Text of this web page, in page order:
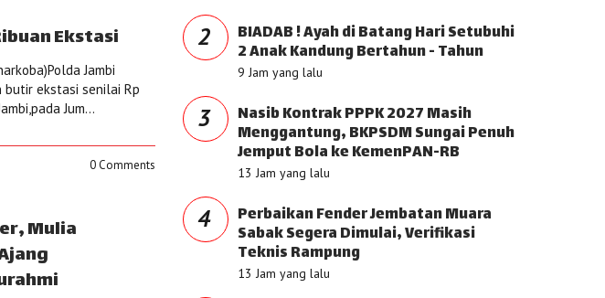
Ekstasi
Jambi
butir ekstasi senilai Rp
Jum...
0 Comments
Mulia
2 BIADAB ! Ayah di Batang Hari Setubuhi
2 Anak Kandung Bertahun - Tahun
9 Jam yang lalu
3 Nasib Kontrak PPPK 2027 Masih
Menggantung, BKPSDM Sungai Penuh
Jemput Bola ke KemenPAN-RB
13 Jam yang lalu
4 Perbaikan Fender Jembatan Muara
Sabak Segera Dimulai, Verifikasi
Teknis Rampung
13 Jam yang lalu